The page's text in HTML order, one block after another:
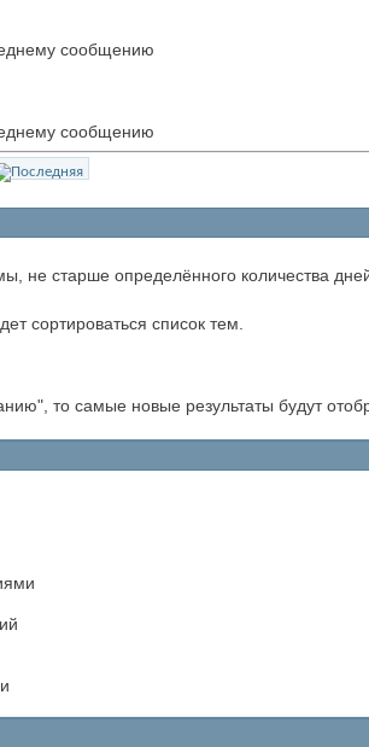
не старше определённого количества
сортироваться список тем.
то самые новые результаты будут